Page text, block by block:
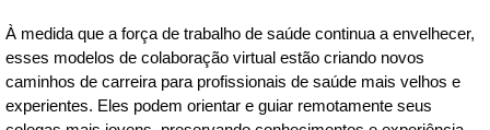
À medida que a força de trabalho de saúde continua a envelhecer,
esses modelos de colaboração virtual estão criando novos
caminhos de carreira para profissionais de saúde mais velhos e
experientes. Eles podem orientar e guiar remotamente seus